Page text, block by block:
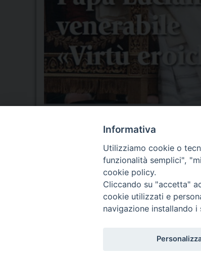
Seminario Vescovile di Treviso
p.tta Benedetto XI, 2
Informativa
Utilizziamo cookie o
funzionalità semplici",
cookie policy.
Cliccando su "accetta"
cookie utilizzati e
navigazione installando